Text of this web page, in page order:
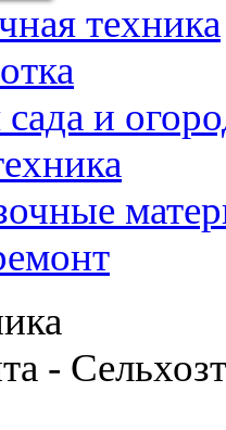
техника
и
-